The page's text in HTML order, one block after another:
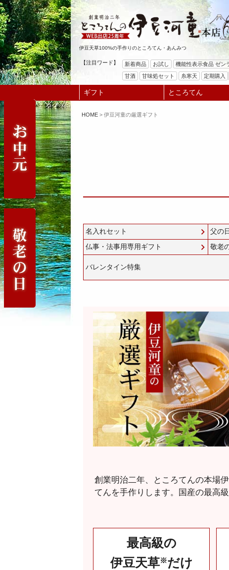
伊豆天草100%の手作りのところてん・あんみつ
【注目ワード】 新着商品 お試し 機能性表示食品 ゼン
甘酒
甘味処セット 糸寒天 定期購入
ギフト ところてん
HOME 伊豆河童の厳選ギフト
名入れセット 父の
仏事・法事用専用ギフト
敬老
バレンタイン特集
創業明治二年、ところてんの本場
てんを手作りします。国産の最高
最高級の
伊豆天草※だけ